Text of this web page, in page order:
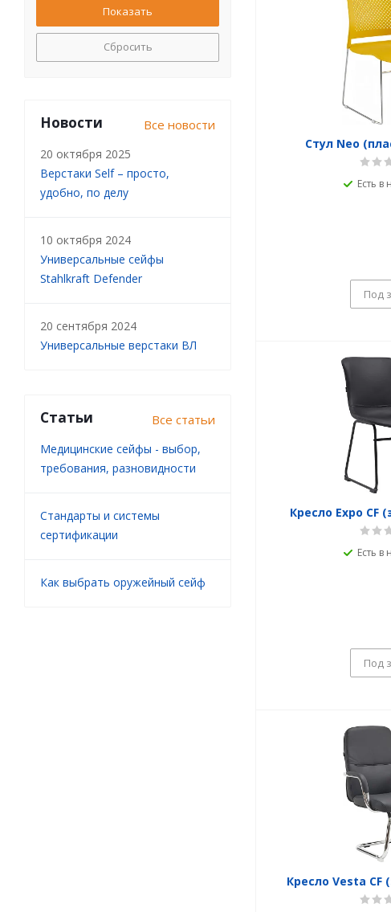
Стул Neo
Есть в
Под
Кресло Expo CF
Есть в
Под
Кресло Vesta CF
Сбросить
Новости Все новости
20 октября 2025
Верстаки Self – просто,
удобно, по делу
10 октября 2024
Универсальные сейфы
Stahlkraft Defender
20 сентября 2024
Универсальные верстаки ВЛ
Статьи Все статьи
Медицинские сейфы - выбор,
требования, разновидности
Стандарты и системы
сертификации
Как выбрать оружейный сейф